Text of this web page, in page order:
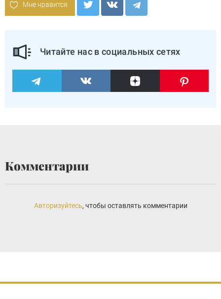
Мне нравится
Читайте нас в социальных сетях
Комментарии
Авторизуйтесь, чтобы оставлять комментарии